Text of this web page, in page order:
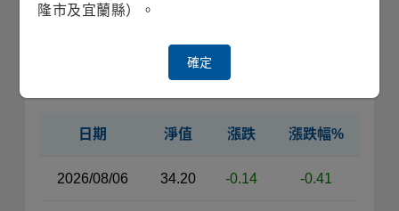
日期 淨值 漲跌 漲跌幅%
2026/08/06 34.20 -0.14 -0.41
隆市及宜蘭縣）。
確定